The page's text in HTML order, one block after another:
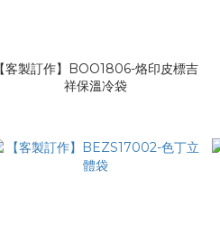
【客製訂作】BOO1806-烙印皮標吉
祥保溫冷袋